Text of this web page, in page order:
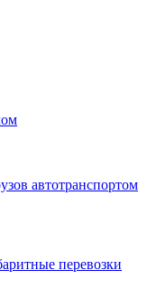
автотранспортом
перевозки